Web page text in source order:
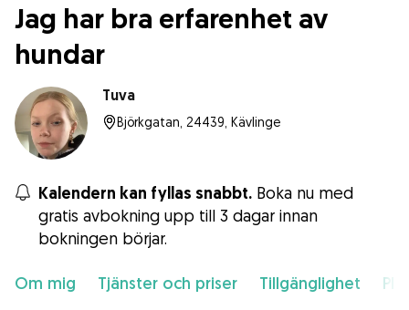
Jag har bra erfarenhet av
hundar
Tuva
Björkgatan, 24439, Kävlinge
Kalendern kan fyllas snabbt. Boka nu med
gratis avbokning upp till 3 dagar innan
bokningen börjar.
Om mig Tjänster och priser Tillgänglighet